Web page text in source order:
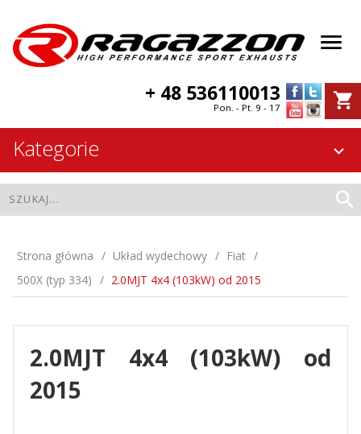
+ 48 536110013
Pon. - Pt. 9 - 17
Kategorie
Strona główna Układ wydechowy
Fiat
500X (typ 334)
2.0MJT 4x4 (103kW) od 2015
2.0MJT 4x4 (103kW) od
2015